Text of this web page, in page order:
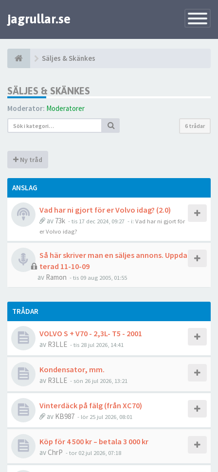
Toggle
jagrullar.se
Säljes & Skänkes
SÄLJES & SKÄNKES
Moderator: Moderatorer
6 trådar
Ny tråd
ANSLAG
Vad har ni gjort för er Volvo idag? (2.0)
av 73k - tis 17 dec 2024, 09:27 - i: Vad har ni gjort för
er Volvo idag?
Så här skriver man en säljes annons. Uppda
terad 11-10-09
av Ramon - tis 09 aug 2005, 01:55
TRÅDAR
VOLVO S + V70 - 2,3L- T5 - 2001
av R3LLE - tis 28 jul 2026, 14:41
Kondensator, mm.
av R3LLE - sön 26 jul 2026, 13:21
Vinterdäck på fälg (från XC70)
av KB987 - lör 25 jul 2026, 08:01
Köp för 4 500 kr – betala 3 000 kr
av ChrP - tor 02 jul 2026, 07:18